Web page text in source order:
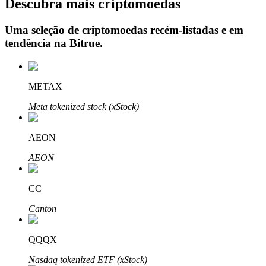
Aprenda como ganhar renda passiva
Bitrue
Descubra mais criptomoedas
Uma seleção de criptomoedas recém-listadas e em
tendência na Bitrue.
METAX
Meta tokenized stock (xStock)
AEON
AEON
CC
Canton
QQQX
Nasdaq tokenized ETF (xStock)